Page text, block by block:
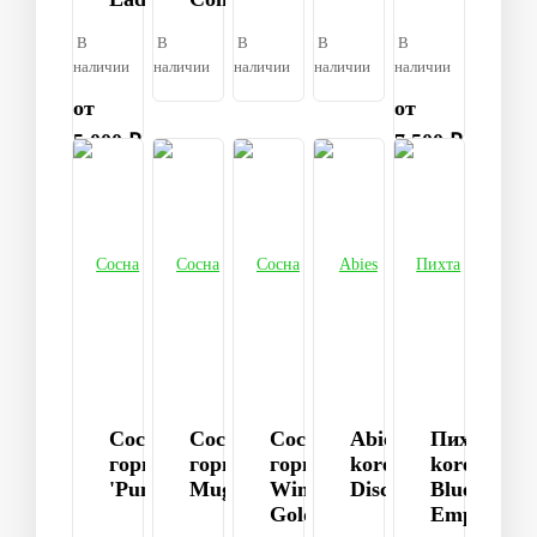
В
наличии
от
5 000 ₽
В
наличии
В
наличии
В
наличии
В
наличии
от
7 500 ₽
Сосна
горная
'Pumilio'
Сосна
горная
Mugus
Сосна
горная
Winter
Gold
Abies
koreana
Discus
Пихта
koreana
Blue
Emperor